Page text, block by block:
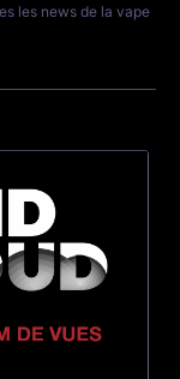
les news de la vape